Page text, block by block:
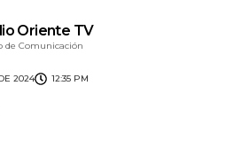
Oriente TV
de Comunicación
2024 12:35 PM